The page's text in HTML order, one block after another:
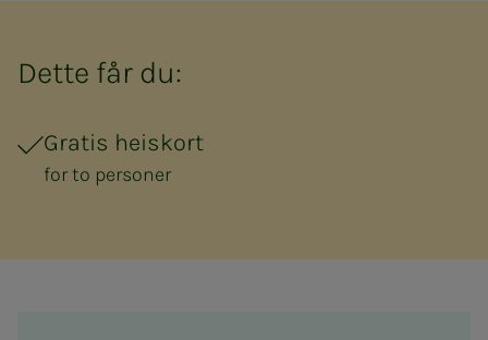
Dette får du:
Gratis heiskort
for to personer